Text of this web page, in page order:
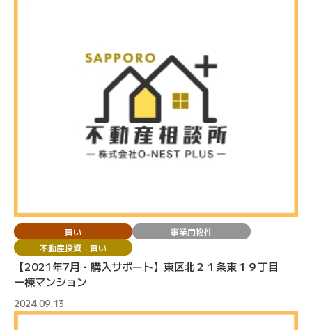
買い
事業用物件
不動産投資 - 買い
【2021年7月・購入サポート】東区北２１条東１９丁目
一棟マンション
2024.09.13